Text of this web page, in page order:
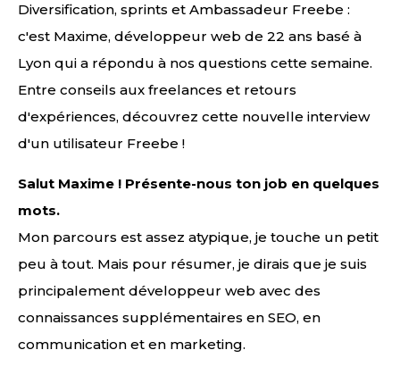
Diversification, sprints et Ambassadeur Freebe :
c'est Maxime, développeur web de 22 ans basé à
Lyon qui a répondu à nos questions cette semaine.
Entre conseils aux freelances et retours
d'expériences, découvrez cette nouvelle interview
d'un utilisateur Freebe !
Salut Maxime ! Présente-nous ton job en quelques
mots.
Mon parcours est assez atypique, je touche un petit
peu à tout. Mais pour résumer, je dirais que je suis
principalement développeur web avec des
connaissances supplémentaires en SEO, en
communication et en marketing.